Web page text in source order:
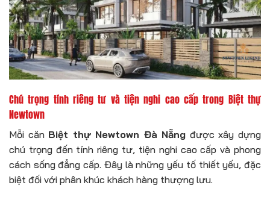
Chú trọng tính riêng tư và tiện nghi cao cấp trong Biệt thự
Newtown
Mỗi căn Biệt thự Newtown Đà Nẵng được xây dựng
chú trọng đến tính riêng tư, tiện nghi cao cấp và phong
cách sống đẳng cấp. Đây là những yếu tố thiết yếu, đặc
biệt đối với phân khúc khách hàng thượng lưu.